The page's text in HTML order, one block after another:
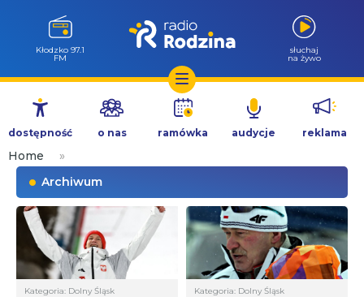
Przejdź
treści
Wołów 99.6
FM
słuchaj
na żywo
dostępność o nas ramówka audycje reklama
Home
»
Archiwum
Kategoria: Dolny Śląsk Kategoria: Dolny Śląsk